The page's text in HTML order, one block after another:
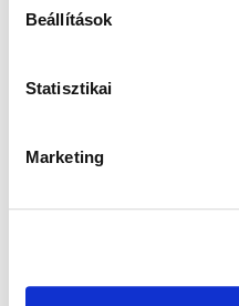
Beállítások
Statisztikai
Marketing